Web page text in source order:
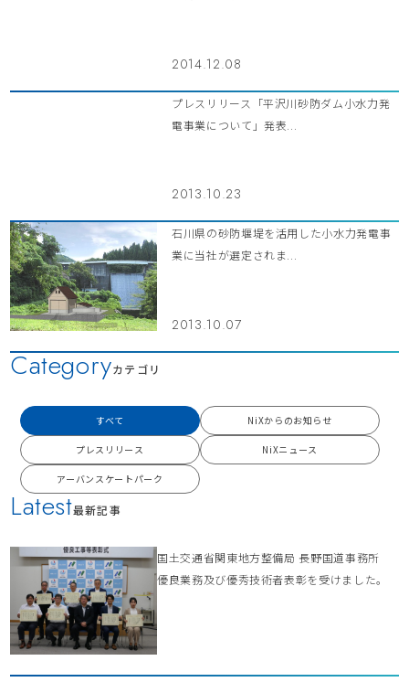
2014.12.08
プレスリリース「平沢川砂防ダム小水力発
電事業について」発表...
2013.10.23
石川県の砂防堰堤を活用した小水力発電事
業に当社が選定されま...
2013.10.07
Latest最新記事
国土交通省関東地方整備局 長野国道事務所
優良業務及び優秀技術者表彰を受けました。
Categoryカテゴリ
すべて NiXからのお知らせ
プレスリリース NiXニュース
アーバンスケートパーク